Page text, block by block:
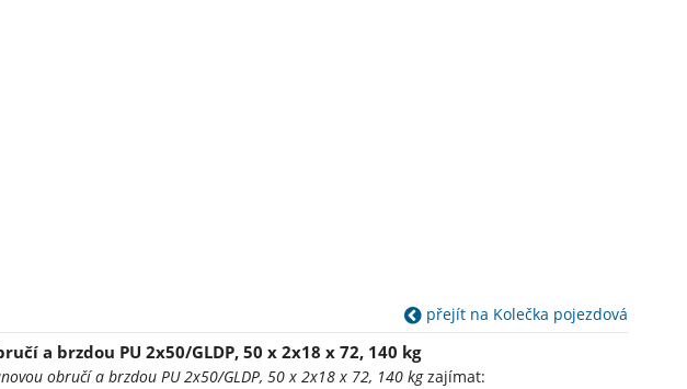
přejít na Kolečka pojezdová
a brzdou PU 2x50/GLDP, 50 x 2x18 x 72, 140 kg
obručí a brzdou PU 2x50/GLDP, 50 x 2x18 x 72, 140 kgzajímat: